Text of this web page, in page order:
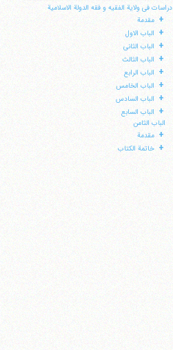
دراسات فی ولایة الفقیه و فقه الدولة الاسلامیة
+ مقدمة
+ الباب الاول
+ الباب الثانی
+ الباب الثالث
+ الباب الرابع
+ الباب الخامس
+ الباب السادس
+ الباب السابع
الباب الثامن
+ مقدمة
+ خاتمة الکتاب